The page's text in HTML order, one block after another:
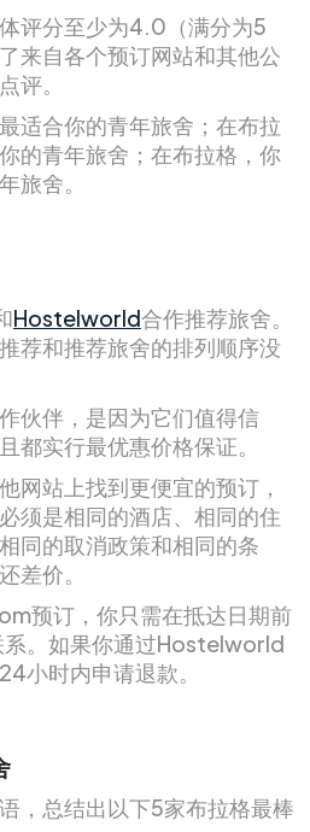
评分至少为4.0（满分为5
来自各个预订网站和其他公
评。
适合你的青年旅舍；在布拉
的青年旅舍；在布拉格，你
旅舍。
Hostelworld合作推荐旅舍。
荐和推荐旅舍的排列顺序没
伙伴，是因为它们值得信
都实行最优惠价格保证。
网站上找到更便宜的预订，
须是相同的酒店、相同的住
同的取消政策和相同的条
差价。
预订，你只需在抵达日期前
。如果你通过Hostelworld
小时内申请退款。
，总结出以下5家布拉格最棒